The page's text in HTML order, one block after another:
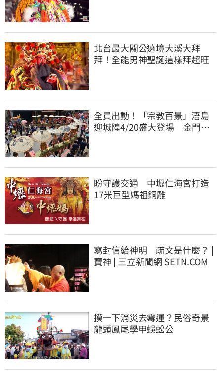
北台最大關公遶境大溪大拜
拜！全能男神聖誕這樣拜超旺
全員出動！「宗教百景」浯島
迎城隍4/20盛大登場 金門年
盼守護交通 中壢仁海宮打造
17米巨型媽祖銅雕
寫封信給神明 疏文是什麼？ |
寶神 | 三立新聞網 SETN.COM
摸一下消災去霉運？民俗奇景
龍頭鳳尾學甲蜈蚣公